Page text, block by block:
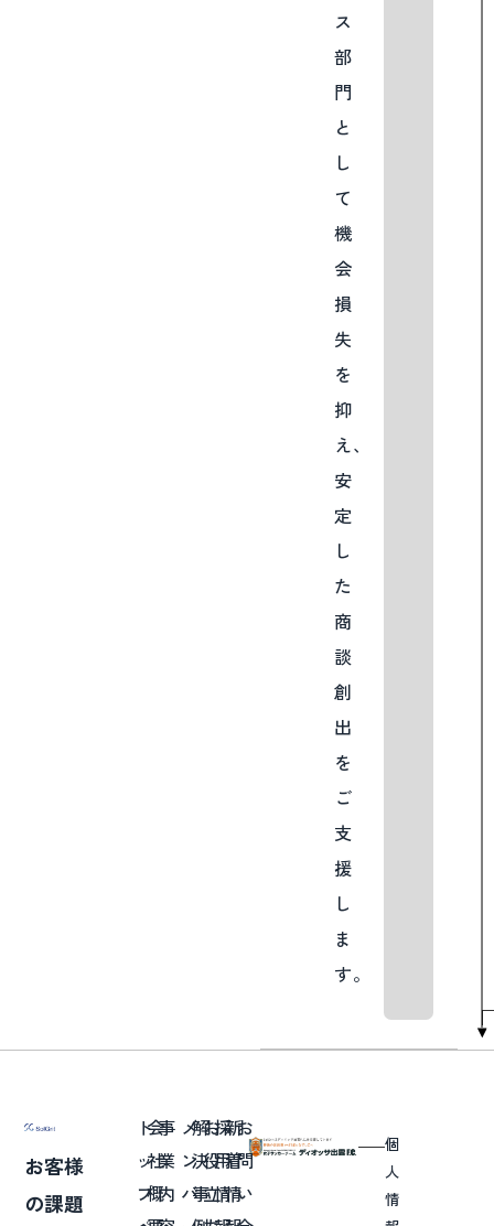
ス
部
門
と
し
て
機
会
損
失
を
抑
え、
安
定
し
た
商
談
創
出
を
ご
支
援
し
ま
す。
お客様
の課題
ト
ッ
プ
会
社
概
事
業
内
メ
ン
バ
解
決
事
お
役
立
採
用
情
新
着
情
お
問
い
個
人
情